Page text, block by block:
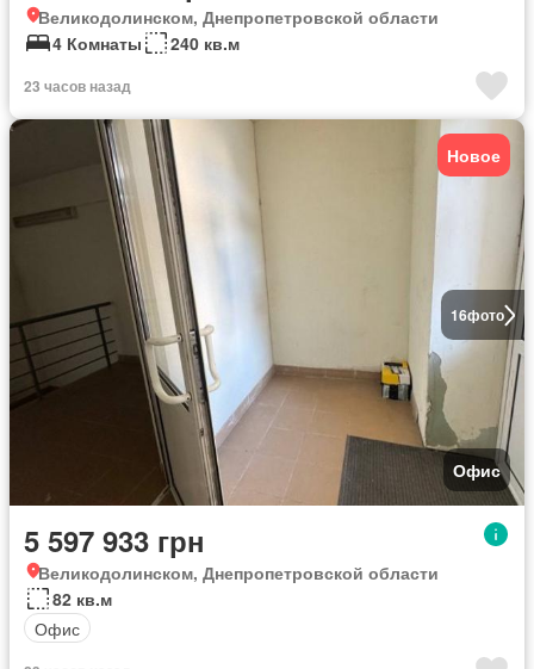
Великодолинском, Днепропетровской области
4 Комнаты
240 кв.м
23 часов назад
16фото
Новое
Офис
5 597 933 грн
Великодолинском, Днепропетровской области
82 кв.м
Офис